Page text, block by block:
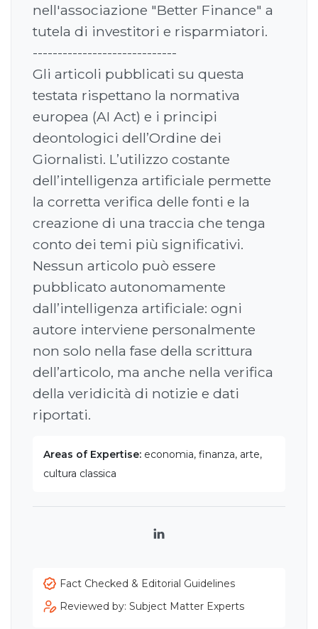
nell'associazione "Better Finance" a
tutela di investitori e risparmiatori.
-----------------------------
Gli articoli pubblicati su questa
testata rispettano la normativa
europea (AI Act) e i principi
deontologici dell’Ordine dei
Giornalisti. L’utilizzo costante
dell’intelligenza artificiale permette
la corretta verifica delle fonti e la
creazione di una traccia che tenga
conto dei temi più significativi.
Nessun articolo può essere
pubblicato autonomamente
dall’intelligenza artificiale: ogni
autore interviene personalmente
non solo nella fase della scrittura
dell’articolo, ma anche nella verifica
della veridicità di notizie e dati
riportati.
Areas of Expertise: economia, finanza, arte,
cultura classica
LinkedIn
Fact Checked & Editorial Guidelines
Reviewed by: Subject Matter Experts